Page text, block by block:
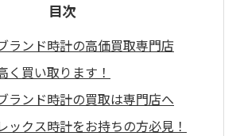
目次
ランド時計の高価買取専門店
く買い取ります！
ランド時計の買取は専門店へ
ックス時計をお持ちの方必見！